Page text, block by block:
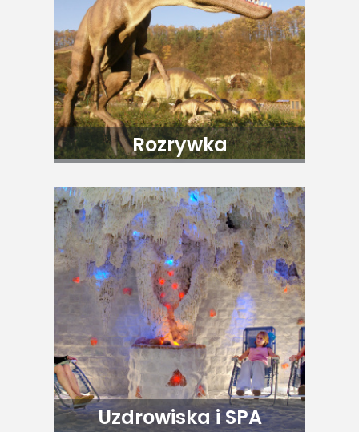
Rozrywka
Uzdrowiska i SPA